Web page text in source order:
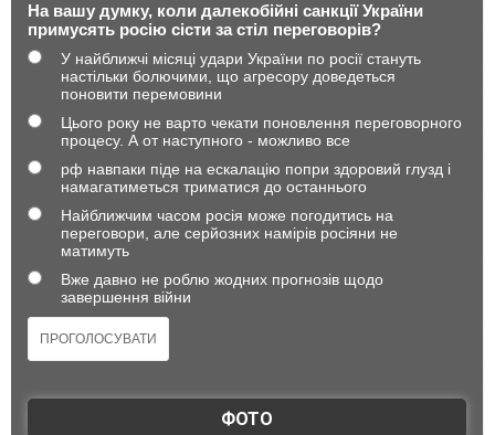
На вашу думку, коли далекобійні санкції України
примусять росію сісти за стіл переговорів?
У найближчі місяці удари України по росії стануть
настільки болючими, що агресору доведеться
поновити перемовини
Цього року не варто чекати поновлення переговорного
процесу. А от наступного - можливо все
рф навпаки піде на ескалацію попри здоровий глузд і
намагатиметься триматися до останнього
Найближчим часом росія може погодитись на
переговори, але серйозних намірів росіяни не
матимуть
Вже давно не роблю жодних прогнозів щодо
завершення війни
ФОТО